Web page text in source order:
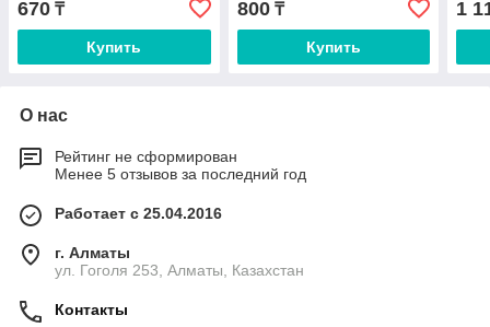
670 ₸
Купить
800₸
Купить
1
О нас
Рейтинг не сформирован
Менее 5 отзывов за последний год
Работает с 25.04.2016
г. Алматы
ул. Гоголя 253, Алматы, Казахстан
Контакты